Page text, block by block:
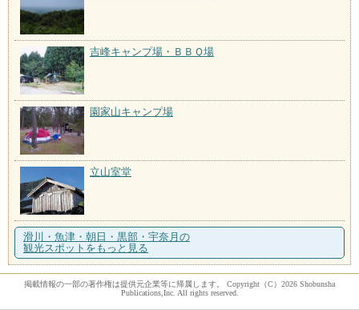
吉峰キャンプ場・ＢＢＱ場
園家山キャンプ場
立山室堂
滑川・魚津・朝日・黒部・宇奈月の
観光スポットをもっと見る
掲載情報の一部の著作権は提供元企業等に帰属します。 Copyright（C）2026 Shobunsha
Publications,Inc. All rights reserved.